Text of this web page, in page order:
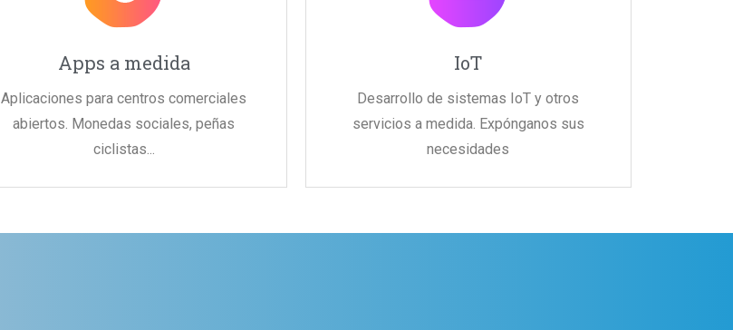
Apps a medida
Aplicaciones para centros comerciales
abiertos. Monedas sociales, peñas
ciclistas...
IoT
Desarrollo de sistemas IoT y otros
servicios a medida. Expónganos sus
necesidades